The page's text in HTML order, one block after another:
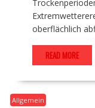
oberflächlich
READ MORE
Allgemein